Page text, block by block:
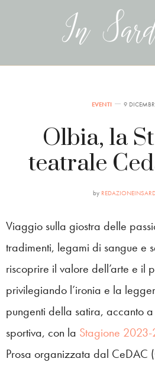
EVENTI 9
Olbia, la
teatrale
by
Viaggio sulla giostra delle
tradimenti, legami di sangue e
riscoprire il valore dell’arte e il
privilegiando l’ironia e la
pungenti della satira, accanto
sportiva, con la Stagione
Prosa organizzata dal CeDAC